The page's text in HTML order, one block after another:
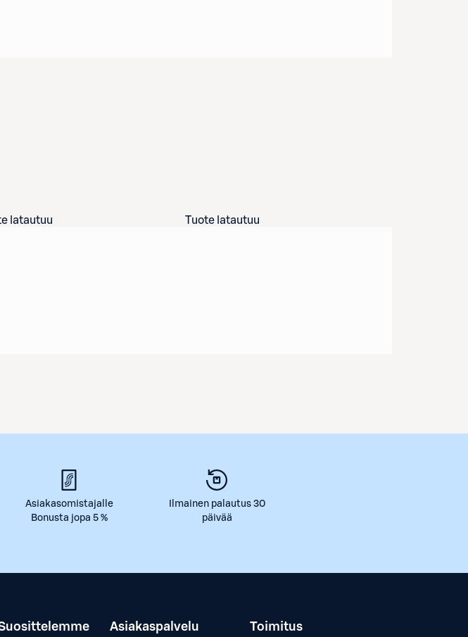
latautuu Tuote latautuu
Asiakasomistajalle
Bonusta jopa 5 %
Ilmainen palautus 30
päivää
Asiakaspalvelu Toimitus